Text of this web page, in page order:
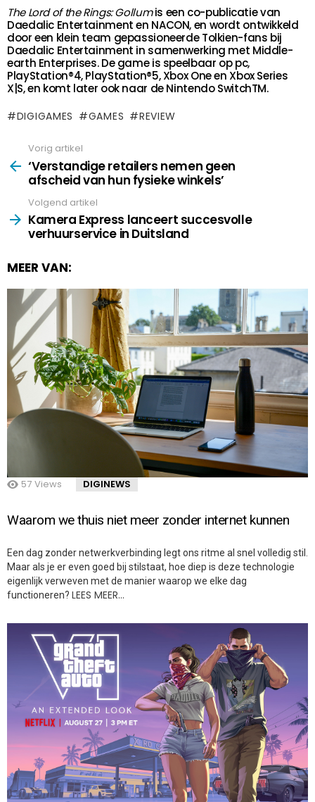
The Lord of the Rings: Gollumis een co-publicatie van
Daedalic Entertainment en NACON, en wordt ontwikkeld
door een klein team gepassioneerde Tolkien-fans bij
Daedalic Entertainment in samenwerking met Middle-
earth Enterprises. De game is speelbaar op pc,
PlayStation®4, PlayStation®5, Xbox One en Xbox Series
X|S, en komt later ook naar de Nintendo SwitchTM.
DIGIGAMES GAMES REVIEW
more
Vorig artikel
‘Verstandige retailers nemen geen
afscheid van hun fysieke winkels’
Volgend artikel
Kamera Express lanceert succesvolle
verhuurservice in Duitsland
MEER VAN:
57 Views DIGINEWS
Waarom we thuis niet meer zonder internet kunnen
Een dag zonder netwerkverbinding legt ons ritme al snel volledig stil.
Maar als je er even goed bij stilstaat, hoe diep is deze technologie
eigenlijk verweven met de manier waarop we elke dag
functioneren? LEES MEER…